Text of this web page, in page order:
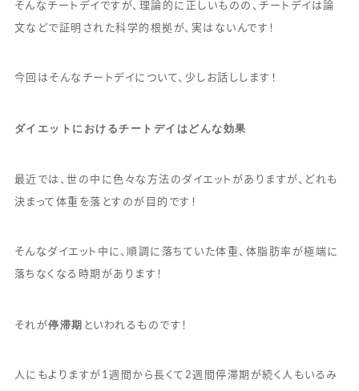
そんなチートデイですが、理論的に正しいものの、チートデイは論
文などで証明された科学的根拠が、実はないんです！
今回はそんなチートデイについて、少しお話しします！
ダイエットにおけるチートデイはどんな効果
最近では、世の中に色々な方法のダイエットがありますが、どれも
決まって体重を落とすのが目的です！
そんなダイエット中に、順調に落ちていた体重、体脂肪率が極端に
落ちなくなる時期があります！
それが停滞期 といわれるものです！
人にもよりますが1週間から長くて2週間停滞期が続く人もいるみ